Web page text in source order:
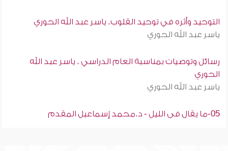
التوحيد وأثره في توحيد القلوب. ياسر عبد الله الحوري
ياسر عبد الله الحوري
رسائل وتوصيات بمناسبة العام الدراسي . ياسر عبد الله
الحوري
ياسر عبد الله الحوري
05-ما يقال فى الليل - د.محمد إسماعيل المقدم